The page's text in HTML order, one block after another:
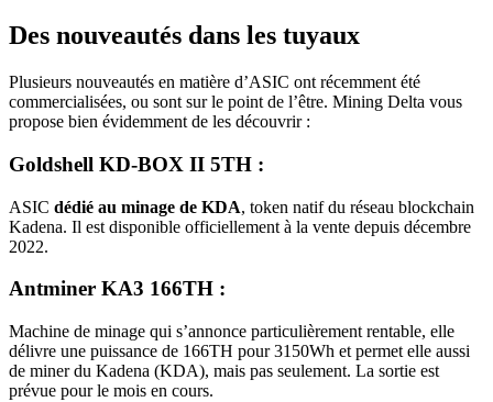
Des nouveautés dans les tuyaux
Plusieurs nouveautés en matière d’ASIC ont récemment été
commercialisées, ou sont sur le point de l’être. Mining Delta vous
propose bien évidemment de les découvrir :
Goldshell KD-BOX II 5TH :
ASIC dédié au minage de KDA, token natif du réseau blockchain
Kadena. Il est disponible officiellement à la vente depuis décembre
2022.
Antminer KA3 166TH :
Machine de minage qui s’annonce particulièrement rentable, elle
délivre une puissance de 166TH pour 3150Wh et permet elle aussi
de miner du Kadena (KDA), mais pas seulement. La sortie est
prévue pour le mois en cours.